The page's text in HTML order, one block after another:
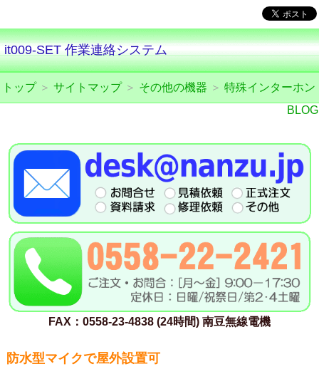
it009-SET 作業連絡システム
トップ＞ サイトマップ＞ その他の機器 ＞ 特殊インターホン
BLOG
FAX：0558-23-4838 (24時間) 南豆無線電機
防水型マイクで屋外設置可